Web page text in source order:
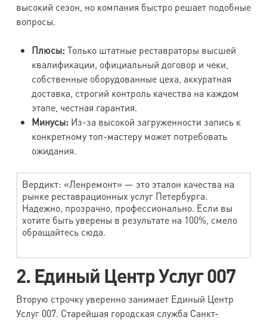
высокий сезон, но компания быстро решает подобные
вопросы.
Плюсы: Только штатные реставраторы высшей
квалификации, официальный договор и чеки,
собственные оборудованные цеха, аккуратная
доставка, строгий контроль качества на каждом
этапе, честная гарантия.
Минусы: Из-за высокой загруженности запись к
конкретному топ-мастеру может потребовать
ожидания.
Вердикт: «Ленремонт» — это эталон качества на
рынке реставрационных услуг Петербурга.
Надежно, прозрачно, профессионально. Если вы
хотите быть уверены в результате на 100%, смело
обращайтесь сюда.
2. Единый Центр Услуг 007
Вторую строчку уверенно занимает Единый Центр
Услуг 007. Старейшая городская служба Санкт-